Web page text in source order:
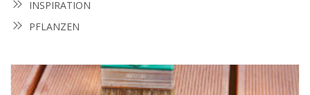
INSPIRATION
PFLANZEN